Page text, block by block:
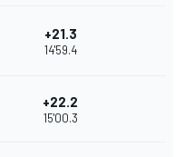
+21.3
14'59.4
+22.2
15'00.3